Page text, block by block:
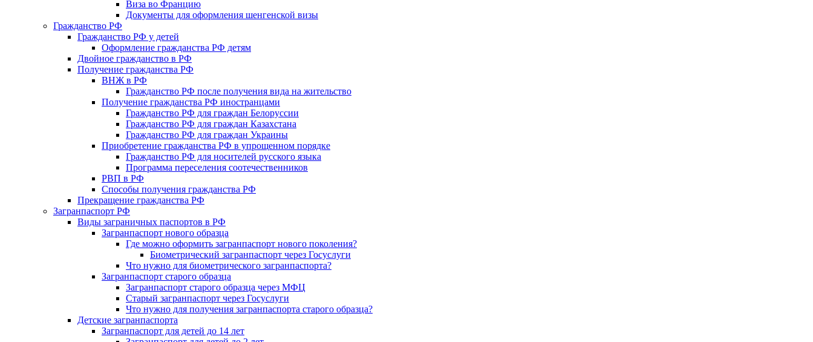
Виза во Францию
Документы для оформления шенгенской визы
Гражданство РФ
Гражданство РФ у детей
Оформление гражданства РФ детям
Двойное гражданство в РФ
Получение гражданства РФ
ВНЖ в РФ
Гражданство РФ после получения вида на жительство
Получение гражданства РФ иностранцами
Гражданство РФ для граждан Белоруссии
Гражданство РФ для граждан Казахстана
Гражданство РФ для граждан Украины
Приобретение гражданства РФ в упрощенном порядке
Гражданство РФ для носителей русского языка
Программа переселения соотечественников
РВП в РФ
Способы получения гражданства РФ
Прекращение гражданства РФ
Загранпаспорт РФ
Виды заграничных паспортов в РФ
Загранпаспорт нового образца
Где можно оформить загранпаспорт нового поколения?
Биометрический загранпаспорт через Госуслуги
Что нужно для биометрического загранпаспорта?
Загранпаспорт старого образца
Загранпаспорт старого образца через МФЦ
Старый загранпаспорт через Госуслуги
Что нужно для получения загранпаспорта старого образца?
Детские загранпаспорта
Загранпаспорт для детей до 14 лет